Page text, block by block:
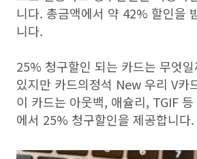
니다. 총금액에서 약 42% 할인을
니다.
25% 청구할인 되는 카드는 무엇
있지만 카드의정석 New 우리 V카
이 카드는 아웃백, 애슐리, TGIF
에서 25% 청구할인을 제공합니다.